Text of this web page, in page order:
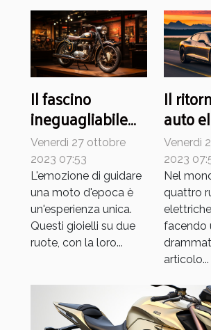
Il fascino
ineguagliabile
delle moto
d'epoca
Venerdì 27 ottobre
2023 07:53
L'emozione di guidare
una moto d'epoca è
un'esperienza unica.
Questi gioielli su due
ruote, con la loro...
Il
auto
una
neofiti
Venerdì
2023
Nel
quattro
facendo
articolo...